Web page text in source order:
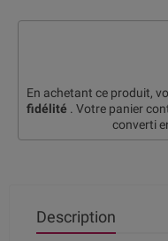
En achetant ce produit,
fidélité . Votre panier
converti
Description